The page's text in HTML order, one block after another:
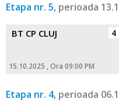
Etapa nr. 5, perioada
BT CP CLUJ 4
15.10.2025 , Ora 09:00 PM
Etapa nr. 4, perioada